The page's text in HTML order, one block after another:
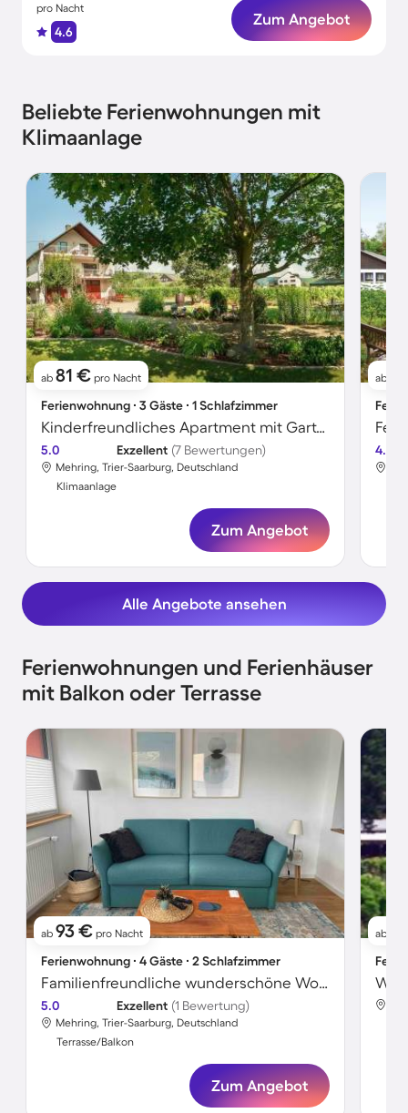
pro Nacht
4.6
Zum Angebot
Beliebte Ferienwohnungen mit
Klimaanlage
ab 81 € pro Nacht
Ferienwohnung ∙ 3 Gäste ∙ 1 Schlafzimmer
Kinderfreundliches Apartment mit Garten und Grill
5.0 Exzellent (7 Bewertungen)
Mehring, Trier-Saarburg, Deutschland
Klimaanlage
Zum Angebot
ab
4.2
Alle Angebote ansehen
Ferienwohnungen und Ferienhäuser
mit Balkon oder Terrasse
ab 93 € pro Nacht
Ferienwohnung ∙ 4 Gäste ∙ 2 Schlafzimmer
Familienfreundliche wunderschöne Wohnung mit Terrasse und Garten | Bergblick
5.0 Exzellent (1 Bewertung)
Mehring, Trier-Saarburg, Deutschland
Terrasse/Balkon
Zum Angebot
ab